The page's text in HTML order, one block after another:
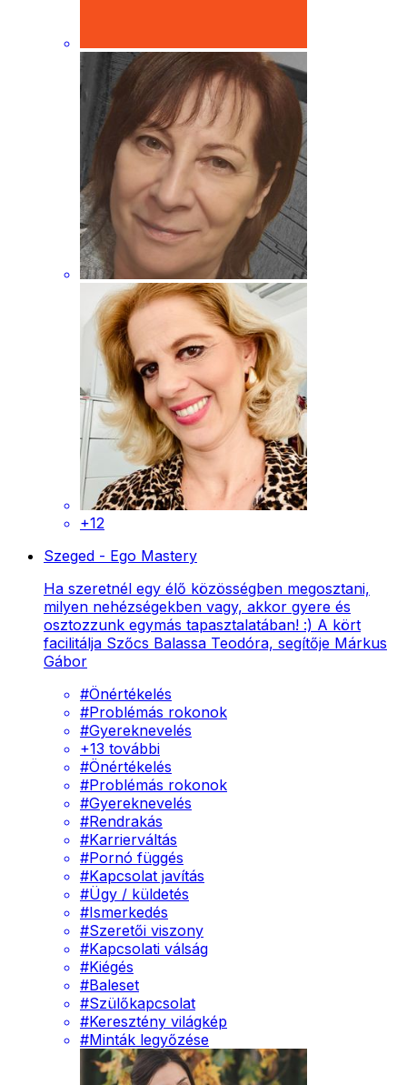
+12
Szeged - Ego Mastery
Ha szeretnél egy élő közösségben megosztani,
milyen nehézségekben vagy, akkor gyere és
osztozzunk egymás tapasztalatában! :) A kört
facilitálja Szőcs Balassa Teodóra, segítője Márkus
Gábor
#Önértékelés
#Problémás rokonok
#Gyereknevelés
+13 további
#Önértékelés
#Problémás rokonok
#Gyereknevelés
#Rendrakás
#Karrierváltás
#Pornó függés
#Kapcsolat javítás
#Ügy / küldetés
#Ismerkedés
#Szeretői viszony
#Kapcsolati válság
#Kiégés
#Baleset
#Szülőkapcsolat
#Keresztény világkép
#Minták legyőzése